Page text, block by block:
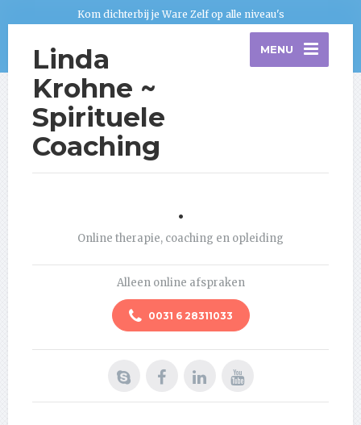
Kom dichterbij je Ware Zelf op alle niveau's
Linda
Krohne ~
Spirituele
Coaching
MENU
.
Online therapie, coaching en opleiding
Alleen online afspraken
0031 6 28311033